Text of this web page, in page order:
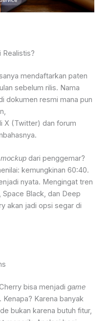
Realistis?
mendaftarkan paten
sebelum rilis. Nama
dokumen resmi mana pun
X (Twitter) dan forum
mockupdari penggemar?
kemungkinan 60:40.
nyata. Mengingat tren
Black, dan Deep
akan jadi opsi segar di
bisa menjadi game
Karena banyak
bukan karena butuh fitur,